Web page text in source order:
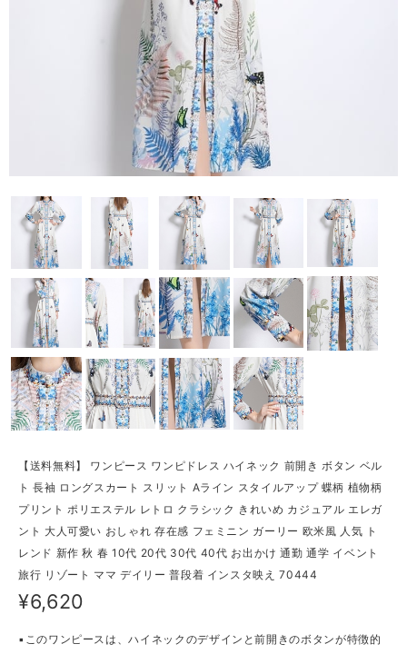
【送料無料】 ワンピース ワンピドレス ハイネック 前開き ボタン ベル
ト 長袖 ロングスカート スリット Aライン スタイルアップ 蝶柄 植物柄
プリント ポリエステル レトロ クラシック きれいめ カジュアル エレガ
ント 大人可愛い おしゃれ 存在感 フェミニン ガーリー 欧米風 人気 ト
レンド 新作 秋 春 10代 20代 30代 40代 お出かけ 通勤 通学 イベント
旅行 リゾート ママ デイリー 普段着 インスタ映え 70444
¥6,620
▪このワンピースは、ハイネックのデザインと前開きのボタンが特徴的